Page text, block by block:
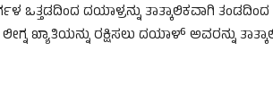
ಒತ್ತಡದಿಂದ ದಯಾಳ್ರನ್ನು ತಾತ್ಕಾಲಿಕವಾಗಿ ತಂಡದಿಂದ
ರಕ್ಷಿಸಲು ದಯಾಳ್ ಅವರನ್ನು